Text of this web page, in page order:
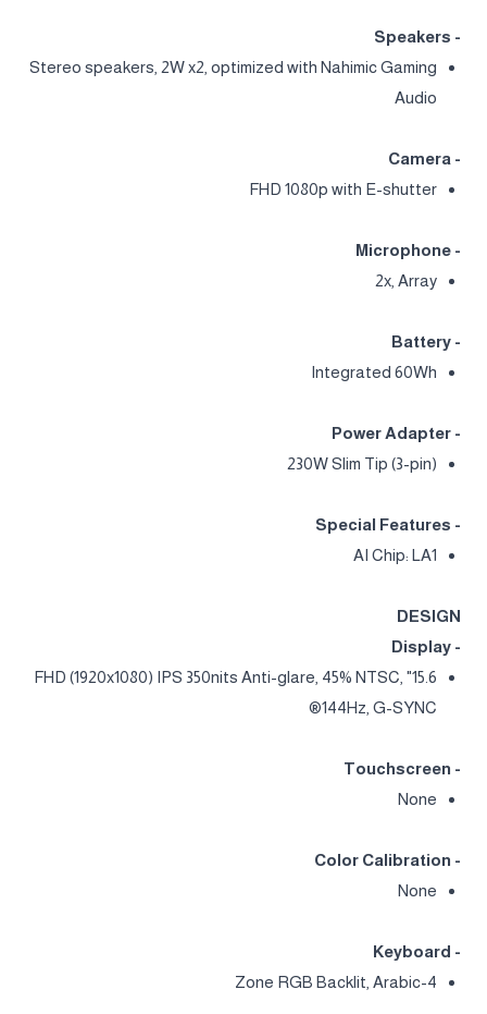
- Speakers
Stereo speakers, 2W x2, optimized with Nahimic Gaming
Audio
- Camera
FHD 1080p with E-shutter
- Microphone
2x, Array
- Battery
Integrated 60Wh
- Power Adapter
230W Slim Tip (3-pin)
- Special Features
AI Chip: LA1
DESIGN
- Display
15.6" FHD (1920x1080) IPS 350nits Anti-glare, 45% NTSC,
144Hz, G-SYNC®
- Touchscreen
None
- Color Calibration
None
- Keyboard
4-Zone RGB Backlit, Arabic